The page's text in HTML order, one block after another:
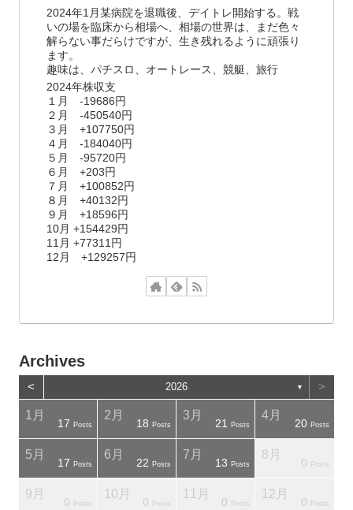
2024年1月某病院を退職後、デイトレ開始する。戦
いの場を臨床から相場へ、相場の世界は、まだ色々
解らない事だらけですが、生き残れるように頑張り
ます。
趣味は、パチスロ、オートレース、競艇、旅行
2024年株収支
１月 -19686円
２月 -450540円
３月 +107750円
４月 -184040円
５月 -95720円
６月 +203円
７月 +100852円
８月 +40132円
９月 +18596円
10月 +154429円
11月 +77311円
12月 +129257円
Archives
< 2026 ▼ >
1月
17 Posts
2月
18 Posts
3月
21 Posts
4月
20 Posts
5月
17 Posts
6月
22 Posts
7月
13 Posts
8月
0 Posts
9月
0 Posts
10月
0 Posts
11月
0 Posts
12月
0 Posts